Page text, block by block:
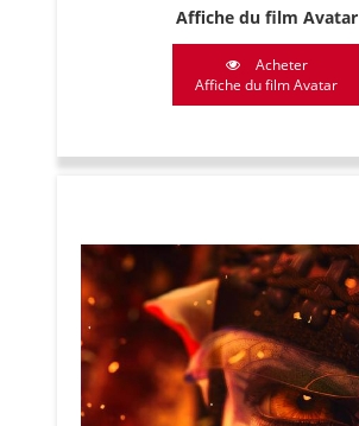
Affiche du film Avatar
Acheter
Affiche du film Avatar